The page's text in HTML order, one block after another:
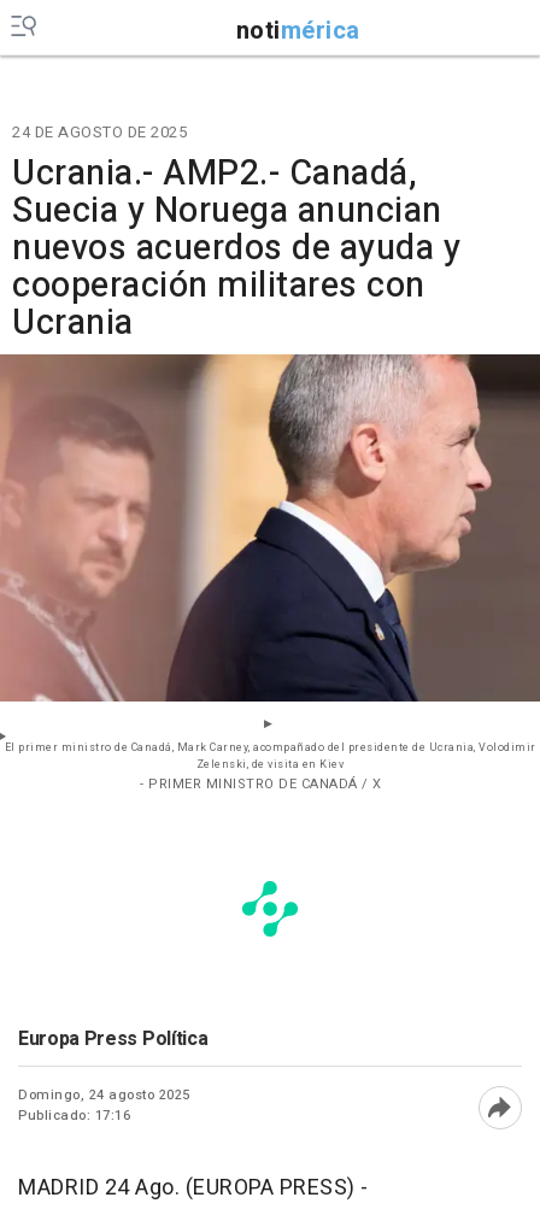
notimérica
24 DE AGOSTO DE 2025
Ucrania.- AMP2.- Canadá,
Suecia y Noruega anuncian
nuevos acuerdos de ayuda y
cooperación militares con
Ucrania
El primer ministro de Canadá, Mark Carney, acompañado del presidente de Ucrania, Volodimir
Zelenski, de visita en Kiev
- PRIMER MINISTRO DE CANADÁ / X
Europa Press Política
Domingo, 24 agosto 2025
Publicado: 17:16
MADRID 24 Ago. (EUROPA PRESS) -